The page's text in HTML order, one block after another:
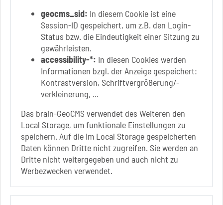
geocms_sid: In diesem Cookie ist eine
Session-ID gespeichert, um z.B. den Login-
Status bzw. die Eindeutigkeit einer Sitzung zu
gewährleisten.
accessibility-*: In diesen Cookies werden
Informationen bzgl. der Anzeige gespeichert:
Kontrastversion, Schriftvergrößerung/-
verkleinerung, ...
Das brain-GeoCMS verwendet des Weiteren den
Local Storage, um funktionale Einstellungen zu
speichern. Auf die im Local Storage gespeicherten
Daten können Dritte nicht zugreifen. Sie werden an
Dritte nicht weitergegeben und auch nicht zu
Werbezwecken verwendet.
FACEBOOK
Link zur Google-Maps Navigation
SOLEPARK Schönebeck/Bad Salzelmen
Eigenbetrieb der Stadt Schönebeck (Elbe)
Badepark 1
39218 Schönebeck (Elbe)
+49 3928 7055-0
info[at]solepark.de
www.visitschoenebeck.de
Infos zur Barrierefreiheit